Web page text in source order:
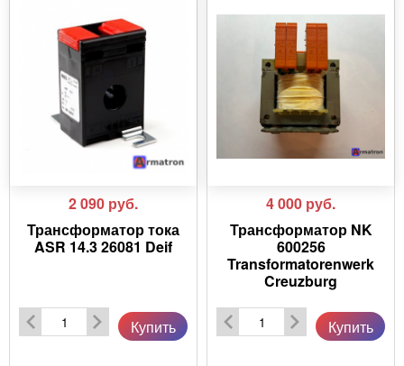
2 090 руб.
Трансформатор тока
ASR 14.3 26081 Deif
Купить
4 000 руб.
Трансформатор NK
600256
Transformatorenwerk
Creuzburg
Купить